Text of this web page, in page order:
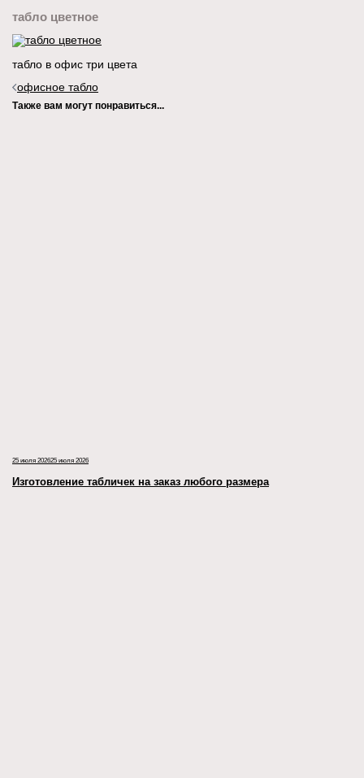
табло цветное
табло в офис три цвета
Навигация
записи
офисное табло
Также вам могут понравиться...
25 июля 202625 июля 2026
Изготовление табличек на заказ любого размера